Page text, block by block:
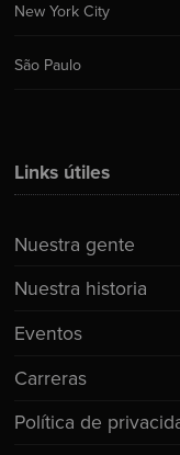
Links útiles
Nuestra gente
Nuestra historia
Eventos
Carreras
Política de
New York City
São Paulo